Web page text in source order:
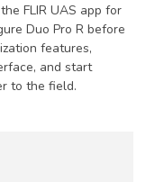
FLIR UAS app for
Duo Pro R before
features,
and start
to the field.